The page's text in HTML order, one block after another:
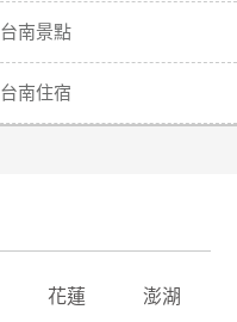
台南景點
台南住宿
花蓮 澎湖